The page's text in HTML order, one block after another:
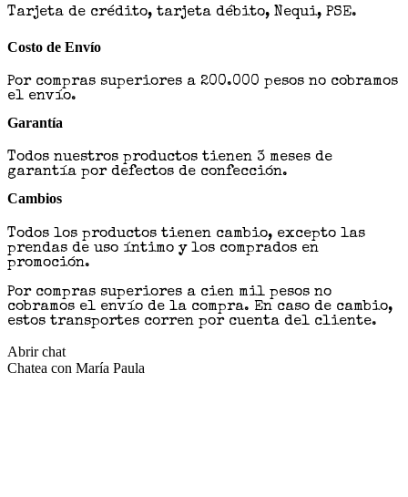
Tarjeta de crédito, tarjeta débito, Nequi, PSE.
Costo de Envío
Por compras superiores a 200.000 pesos no cobramos
el envío.
Garantía
Todos nuestros productos tienen 3 meses de
garantía por defectos de confección.
Cambios
Todos los productos tienen cambio, excepto las
prendas de uso íntimo y los comprados en
promoción.
Por compras superiores a cien mil pesos no
cobramos el envío de la compra. En caso de cambio,
estos transportes corren por cuenta del cliente.
Abrir chat
Chatea con María Paula